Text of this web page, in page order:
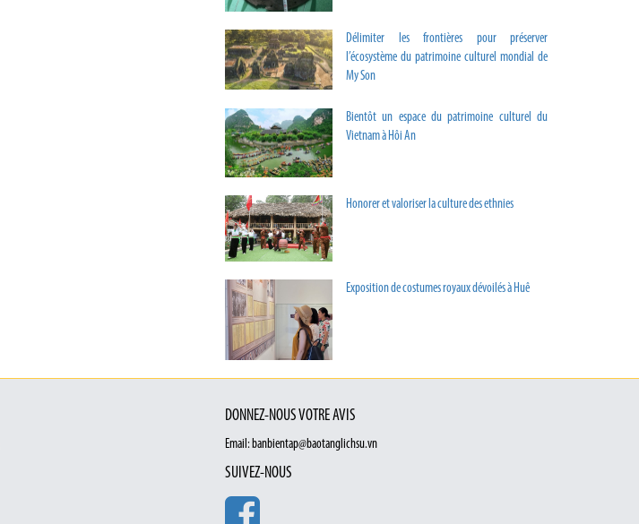
Délimiter les frontières pour préserver
l’écosystème du patrimoine culturel mondial de
My Son
Bientôt un espace du patrimoine culturel du
Vietnam à Hôi An
Honorer et valoriser la culture des ethnies
Exposition de costumes royaux dévoilés à Huê
DONNEZ-NOUS VOTRE AVIS
Email: banbientap@baotanglichsu.vn
SUIVEZ-NOUS